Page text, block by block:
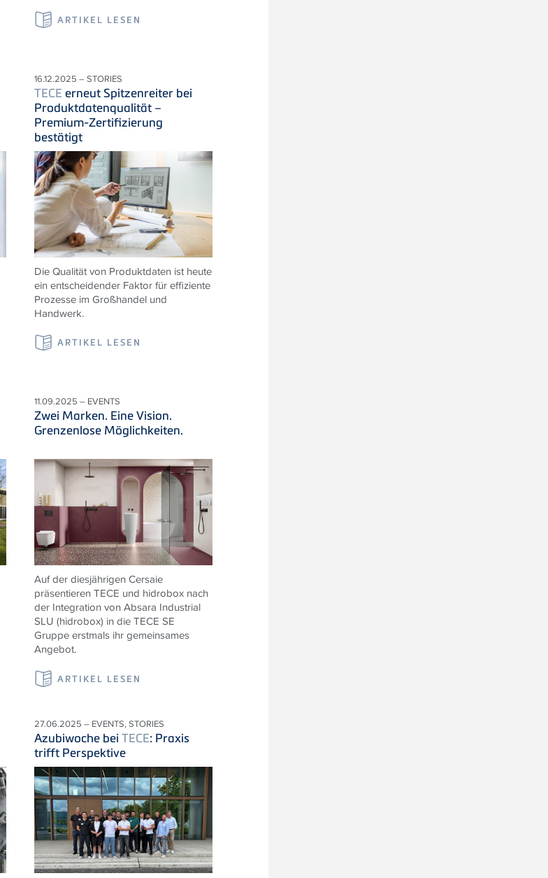
ARTIKEL LESEN
16.12.2025 – STORIES
TECE erneut Spitzenreiter bei
Produktdatenqualität –
Premium-Zertifizierung
bestätigt
Die Qualität von Produktdaten ist heute
ein entscheidender Faktor für effiziente
Prozesse im Großhandel und
Handwerk.
ARTIKEL LESEN
11.09.2025 – EVENTS
Zwei Marken. Eine Vision.
Grenzenlose Möglichkeiten.
Auf der diesjährigen Cersaie
präsentieren TECE und hidrobox nach
der Integration von Absara Industrial
SLU (hidrobox) in die TECE SE
Gruppe erstmals ihr gemeinsames
Angebot.
ARTIKEL LESEN
27.06.2025 – EVENTS, STORIES
Azubiwoche beiTECE: Praxis
trifft Perspektive